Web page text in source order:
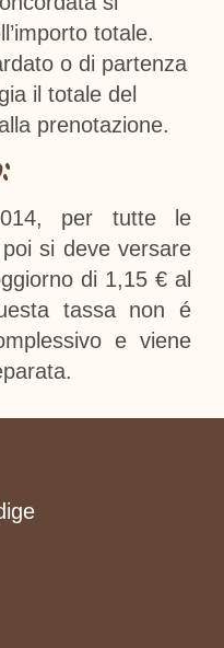
totale.
o di partenza
il totale del
prenotazione.
per tutte le
si deve versare
di 1,15 € al
tassa non é
e viene